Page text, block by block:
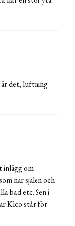
det, luftning
inlägg om
när själen och
bad etc. Sen i
Klco står för